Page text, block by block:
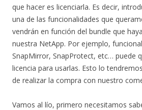
que hacer es licenciarla. Es decir,
una de las funcionalidades que
vendrán en función del bundle que
nuestra NetApp. Por ejemplo,
SnapMirror, SnapProtect, etc… puede
licencia para usarlas. Esto lo
de realizar la compra con nuestro
Vamos al lío, primero necesitamos